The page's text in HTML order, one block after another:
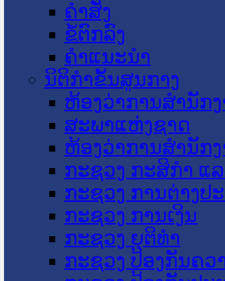
ຄໍາສັ່ງ
ຂໍ້ຕົກລົງ
ຄໍາແນະນໍາ
ນິຕິກໍາຂັ້ນສູນກາງ
ຫ້ອງວ່າການສໍານັກ
ສະພາແຫ່ງຊາດ
ຫ້ອງວ່າການສຳນັກ
ກະຊວງ ກະສິກຳ ແ
ກະຊວງ ການຕ່າງປ
ກະຊວງ ການເງິນ
ກະຊວງ ຍຸຕິທໍາ
ກະຊວງ ປ້ອງກັນຄວ